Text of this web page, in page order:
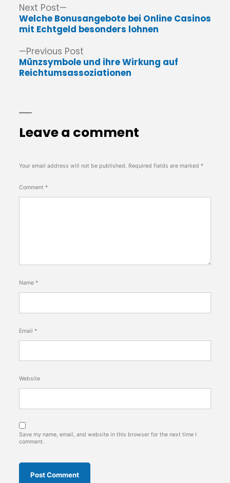
Post
navigation
Previous Post
post:
Münzsymbole und ihre Wirkung auf
Reichtumsassoziationen
Next Post
post:
Welche Bonusangebote bei Online Casinos
mit Echtgeld besonders lohnen
Leave a comment
Your email address will not be published. Required fields are marked *
Comment *
Name *
Email *
Website
Save my name, email, and website in this browser for the next time I
comment.